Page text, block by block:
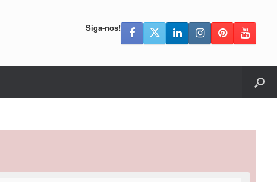
Siga-nos!